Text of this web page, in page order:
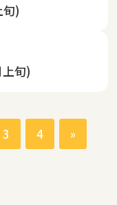
)
旬)
3 4 »